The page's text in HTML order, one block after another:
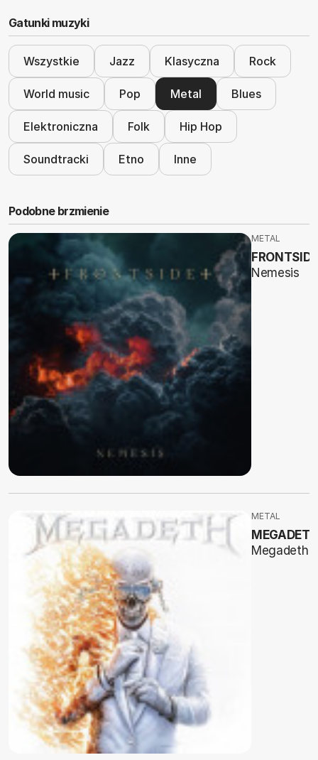
Gatunki muzyki
Wszystkie Jazz Klasyczna Rock
World music Pop Metal Blues
Elektroniczna Folk Hip Hop
Soundtracki Etno Inne
Podobne brzmienie
METAL
FRONTSIDE
Nemesis
METAL
Megadeth